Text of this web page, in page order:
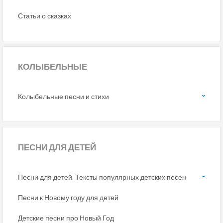
Статьи о сказках
КОЛЫБЕЛЬНЫЕ
Колыбельные песни и стихи
ПЕСНИДЛЯ ДЕТЕЙ
Песни для детей. Тексты популярных детских песен
Песни к Новому году для детей
Детские песни про Новый Год